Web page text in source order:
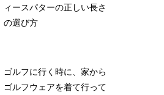
ィースパターの正しい長さ
の選び方
ゴルフに行く時に、家から
ゴルフウェアを着て行って